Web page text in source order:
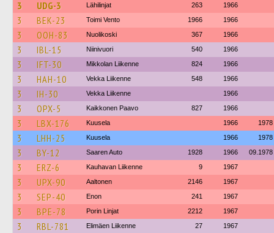
3 UDG-3 Lähilinjat 263 1966
3 BEK-23 Toimi Vento 1966 1966
3 OOH-83 Nuolikoski 367 1966
3 IBL-15 Niinivuori 540 1966
3 IFT-30 Mikkolan Liikenne 824 1966
3 HAH-10 Vekka Liikenne 548 1966
3 IH-30 Vekka Liikenne 1966
3 OPX-5 Kaikkonen Paavo 827 1966
3 LBX-176 Kuusela 1966 1978
3 LHH-25 Kuusela 1966 1978
3 BY-12 Saaren Auto 1928 1966 09.1978
3 ERZ-6 Kauhavan Liikenne 9 1967
3 UPX-90 Aaltonen 2146 1967
3 SEP-40 Enon 241 1967
3 BPE-78 Porin Linjat 2212 1967
3 RBL-781 Elimäen Liikenne 27 1967